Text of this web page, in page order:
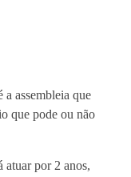
assembleia que
que pode ou não
atuar por 2 anos,